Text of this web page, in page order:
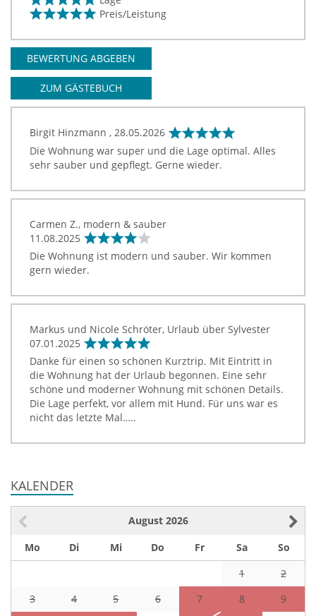
Preis/Leistung
BEWERTUNG ABGEBEN
ZUM GÄSTEBUCH
Birgit Hinzmann , 28.05.2026
Die Wohnung war super und die Lage optimal. Alles
sehr sauber und gepflegt. Gerne wieder.
Carmen Z., modern & sauber
11.08.2025
Die Wohnung ist modern und sauber. Wir kommen
gern wieder.
Markus und Nicole Schröter, Urlaub über Sylvester
07.01.2025
Danke für einen so schönen Kurztrip. Mit Eintritt in
die Wohnung hat der Urlaub begonnen. Eine sehr
schöne und moderner Wohnung mit schönen Details.
Die Lage perfekt, vor allem mit Hund. Für uns war es
nicht das letzte Mal…..
KALENDER
August 2026
Mo
Di Mi Do Fr Sa
So
1
2
3
4 5 6 7 8
9